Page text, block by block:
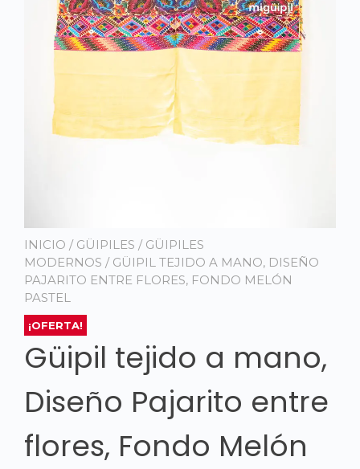
INICIO / GÜIPILES / GÜIPILES
MODERNOS / GÜIPIL TEJIDO A MANO, DISEÑO
PAJARITO ENTRE FLORES, FONDO MELÓN
PASTEL
¡OFERTA!
Güipil tejido a mano,
Diseño Pajarito entre
flores, Fondo Melón